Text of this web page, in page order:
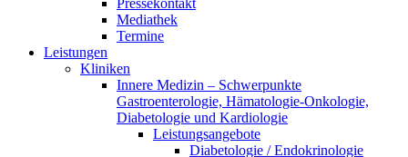
Mediathek
Termine
Leistungen
Kliniken
Innere Medizin – Schwerpunkte
Gastroenterologie, Hämatologie-Onkologie,
Diabetologie und Kardiologie
Leistungsangebote
Diabetologie / Endokrinologie